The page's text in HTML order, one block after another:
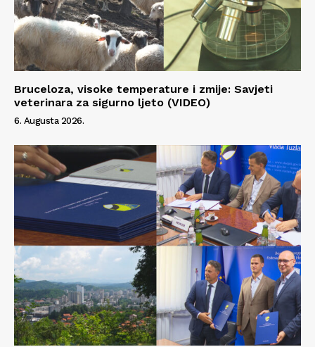
Bruceloza, visoke temperature i zmije: Savjeti
veterinara za sigurno ljeto (VIDEO)
6. Augusta 2026.